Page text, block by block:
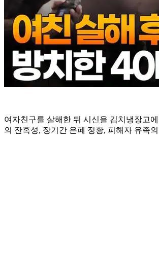
여자친구를 살해한 뒤 시신을 김치냉장고
의 잔혹성, 장기간 은폐 정황, 피해자 유족